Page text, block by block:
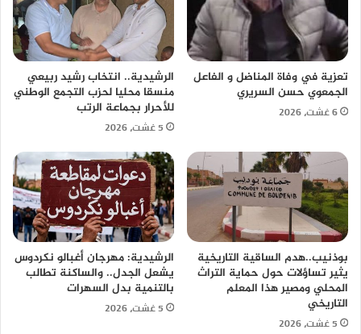
تعزية في وفاة المناضل و الفاعل
الجمعوي حسن السريري
6 غشت، 2026
الرشيدية.. انتخاب رشيد ربيعي
منسقا محليا لحزب التجمع الوطني
للأحرار بجماعة الرتب
5 غشت، 2026
بوذنيب..هدم الساقية التاريخية
يثير تساؤلات حول حماية التراث
المحلي ومصير هذا المعلم
التاريخي
5 غشت، 2026
الرشيدية: مهرجان أغبالو نكردوس
يشعل الجدل.. والساكنة تطالب
بالتنمية بدل السهرات
5 غشت، 2026